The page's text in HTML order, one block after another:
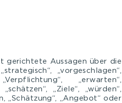
gerichtete Aussagen über die
„vorgeschlagen“,
„erwarten“,
„Ziele“, „würden“,
„Schätzung“, „Angebot“ oder